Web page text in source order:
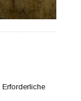
Erforderliche